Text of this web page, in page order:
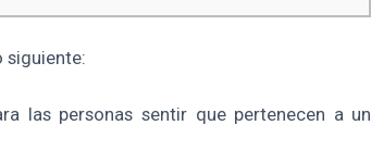
siguiente:
las personas sentir que pertenecen a un